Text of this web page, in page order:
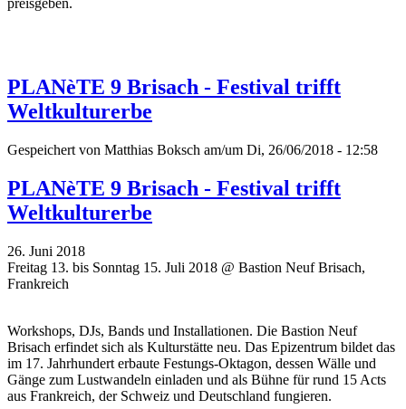
preisgeben.
PLANèTE 9 Brisach - Festival trifft
Weltkulturerbe
Gespeichert von Matthias Boksch am/um Di, 26/06/2018 - 12:58
PLANèTE 9 Brisach - Festival trifft
Weltkulturerbe
26. Juni 2018
Freitag 13. bis Sonntag 15. Juli 2018 @ Bastion Neuf Brisach,
Frankreich
Workshops, DJs, Bands und Installationen. Die Bastion Neuf
Brisach erfindet sich als Kulturstätte neu. Das Epizentrum bildet das
im 17. Jahrhundert erbaute Festungs-Oktagon, dessen Wälle und
Gänge zum Lustwandeln einladen und als Bühne für rund 15 Acts
aus Frankreich, der Schweiz und Deutschland fungieren.